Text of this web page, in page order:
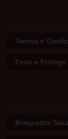
Termos e
Envio e Entrega
Brinquedos